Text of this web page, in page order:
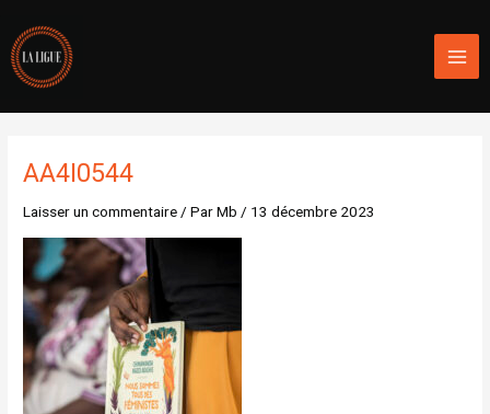
contenu
AA4I0544
Laisser un commentaire/ ParMb/ 13 décembre 2023